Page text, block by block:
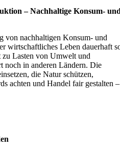
– Nach­hal­tige Kon­sum-
von nachhaltigen Konsum- und
wirtschaftliches Leben dauerhaft
zu Lasten von Umwelt und
noch in anderen Ländern. Die
die Natur schützen,
achten und Handel fair gestalten –